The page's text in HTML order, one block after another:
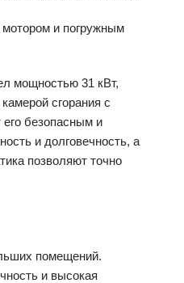
и погружным
мощностью 31 кВт,
сгорания с
его безопасным и
и долговечность, а
позволяют точно
помещений.
и высокая